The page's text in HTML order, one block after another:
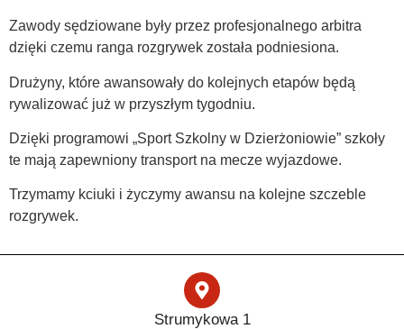
Zawody sędziowane były przez profesjonalnego arbitra
dzięki czemu ranga rozgrywek została podniesiona.
Drużyny, które awansowały do kolejnych etapów będą
rywalizować już w przyszłym tygodniu.
Dzięki programowi „Sport Szkolny w Dzierżoniowie” szkoły
te mają zapewniony transport na mecze wyjazdowe.
Trzymamy kciuki i życzymy awansu na kolejne szczeble
rozgrywek.
Strumykowa 1